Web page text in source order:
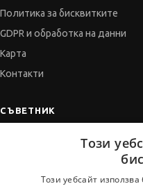
Политика за бисквитките
GDPR и обработка на данни
Карта
Контакти
СЪВЕТНИК
Този
Този уебсайт